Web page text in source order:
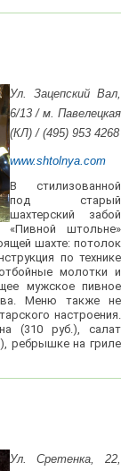
Ул. Зацепский Вал,
6/13 / м. Павелецкая
(КЛ) / (495) 953 4268
www.shtolnya.com
В стилизованной
под старый
шахтерский забой
«Пивной штольне»
шахте: потолок
по технике
молотки и
мужское пивное
Меню также не
настроения.
(310 руб.), салат
ребрышке на гриле
Ул. Сретенка, 22,